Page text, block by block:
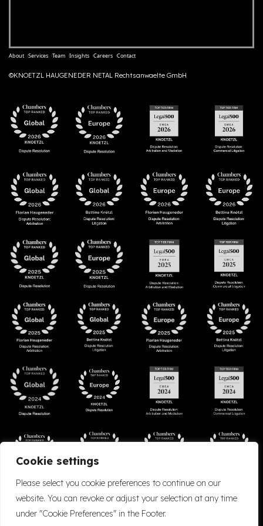
Cookie settings
Please select you cookie preferences to continue on our
website. You can revoke or adjust your selection at any time
under "Cookie Preferences" in the Footer.
About Services Team Insights Careers Contact
©KNOETZL HAUGENEDER NETAL Rechtsanwaelte GmbH